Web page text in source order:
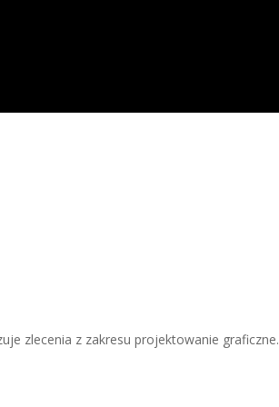
zlecenia z zakresu projektowanie graficzne.